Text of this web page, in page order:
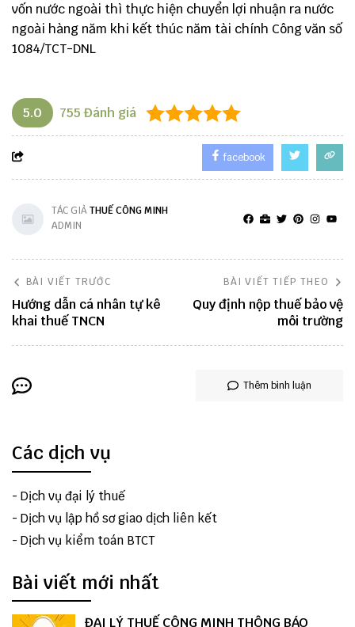
vốn nước ngoài thì thực hiện chuyển lợi nhuận ra nước
ngoài hàng năm khi kết thúc năm tài chính Công văn số
1084/TCT-DNL
5.0 755 Đánh giá
facebook
TÁC GIẢTHUẾ CÔNG MINH
ADMIN
BÀI VIẾT TRƯỚC
Hướng dẫn cá nhân tự kê
khai thuế TNCN
BÀI VIẾT TIẾP THEO
Quy định nộp thuế bảo vệ
môi trường
Thêm bình luận
Các dịch vụ
- Dịch vụ đại lý thuế
- Dịch vụ lập hồ sơ giao dịch liên kết
- Dịch vụ kiểm toán BTCT
Bài viết mới nhất
ĐẠI LÝ THUẾ CÔNG MINH THÔNG BÁO